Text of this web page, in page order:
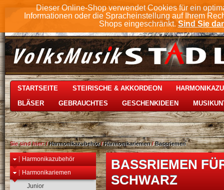
Dieser Online-Shop verwendet Cookies für ein
Informationen oder die Spracheinstellung auf Ihrem
Shops eingeschränkt. Sind Sie
STARTSEITE STEIRISCHE & AKKORDEON
BLÄSER GEBRAUCHTES GESCHENKIDEEN
Sie sind hier:/Harmonikazubehör/Harmonikariemen/Bassriemen
Harmonikazubehör
Harmonikariemen
Junior
BASSRIEMEN
SCHWARZ